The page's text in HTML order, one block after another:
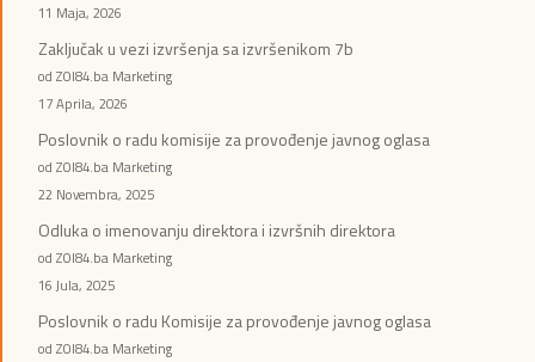
11 Maja, 2026
Zaključak u vezi izvršenja sa izvršenikom 7b
od ZOI84.ba Marketing
17 Aprila, 2026
Poslovnik o radu komisije za provođenje javnog oglasa
od ZOI84.ba Marketing
22 Novembra, 2025
Odluka o imenovanju direktora i izvršnih direktora
od ZOI84.ba Marketing
16 Jula, 2025
Poslovnik o radu Komisije za provođenje javnog oglasa
od ZOI84.ba Marketing